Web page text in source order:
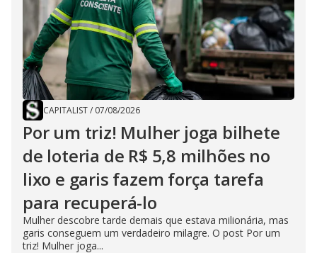
CAPITALIST/ 07/08/2026
Por um triz! Mulher joga bilhete
de loteria de R$ 5,8 milhões no
lixo e garis fazem força tarefa
para recuperá-lo
Mulher descobre tarde demais que estava milionária, mas
garis conseguem um verdadeiro milagre. O post Por um
triz! Mulher joga...